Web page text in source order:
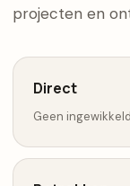
projecten en
Direct
Geen